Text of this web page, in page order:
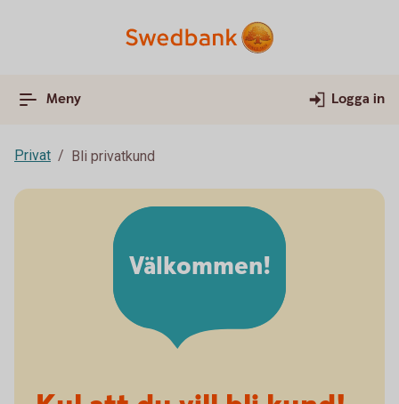
Meny Logga in
Privat Bli privatkund
Välkommen!